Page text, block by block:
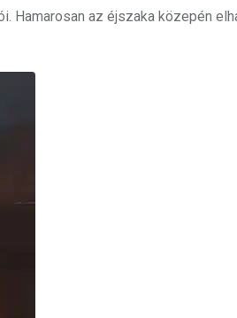
Hamarosan az éjszaka közepén